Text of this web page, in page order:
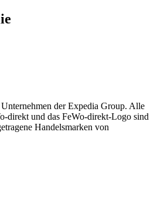
der Expedia Group. Alle
direkt und das FeWo-direkt-Logo sind
Handelsmarken von